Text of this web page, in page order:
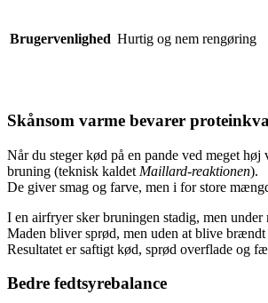
Brugervenlighed Hurtig og nem rengøring
Skånsom varme bevarer
Når du steger kød på en pande ved meget
bruning (teknisk kaldet Maillard-reaktionen).
De giver smag og farve, men i for store
I en airfryer sker bruningen stadig, men
Maden bliver sprød, men uden at blive brændt
Resultatet er saftigt kød, sprød overflade og
Bedre fedtsyrebalance